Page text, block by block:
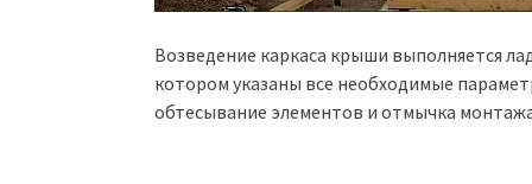
Возведение каркаса крыши выполняется
котором указаны все необходимые
обтесывание элементов и отмычка